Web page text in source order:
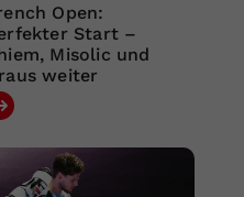
Open:
Start –
Misolic und
weiter